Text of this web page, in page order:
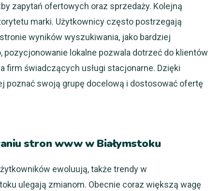
zapytań ofertowych oraz sprzedaży. Kolejną
marki. Użytkownicy często postrzegają
wyników wyszukiwania, jako bardziej
pozycjonowanie lokalne pozwala dotrzeć do klientów
firm świadczących usługi stacjonarne. Dzięki
poznać swoją grupę docelową i dostosować ofertę
stron www w Białymstoku
ewoluują, także trendy w
ulegają zmianom. Obecnie coraz większą wagę